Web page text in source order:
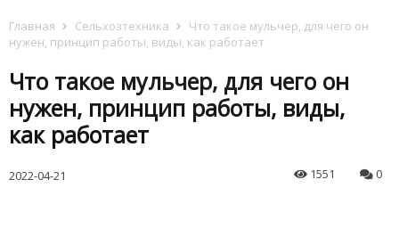
Главная Сельхозтехника
Что такое мульчер, для чего он
нужен, принцип работы, виды, как работает
Что такое мульчер, для чего он
нужен, принцип работы, виды,
как работает
2022-04-21 1551 0